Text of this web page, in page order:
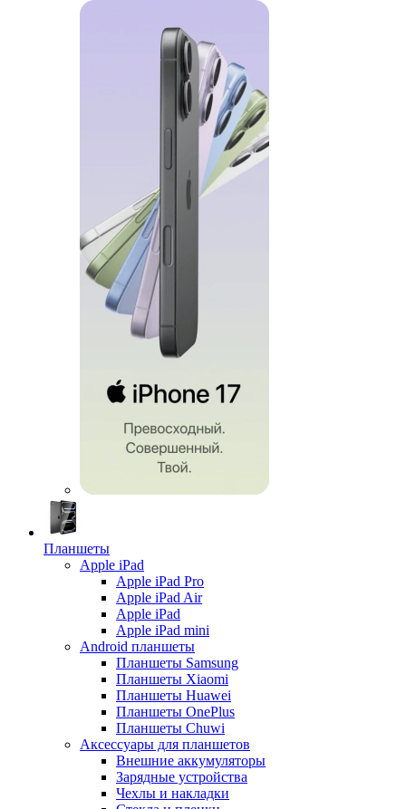
Планшеты
Apple iPad
Apple iPad Pro
Apple iPad Air
Apple iPad
Apple iPad mini
Android планшеты
Планшеты Samsung
Планшеты Xiaomi
Планшеты Huawei
Планшеты OnePlus
Планшеты Chuwi
Аксессуары для планшетов
Внешние аккумуляторы
Зарядные устройства
Чехлы и накладки